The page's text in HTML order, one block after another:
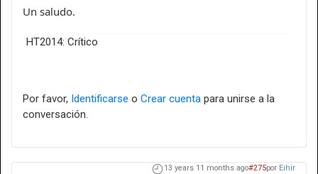
Un saludo.
HT2014: Crítico
Por favor, Identificarse o Crear cuenta para unirse a la
conversación.
13 years 11 months ago#275por Eihir